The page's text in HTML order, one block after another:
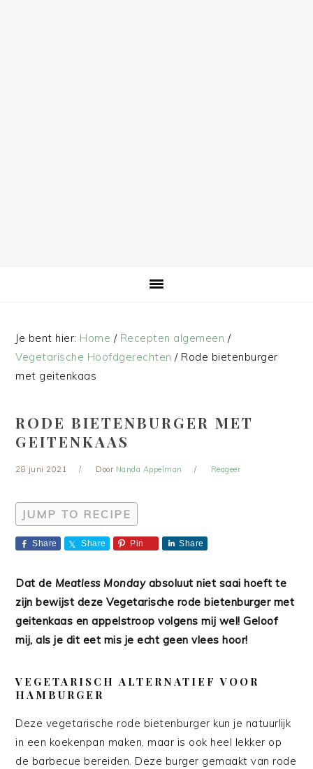
Je bent hier: Home / Recepten algemeen /
Vegetarische Hoofdgerechten /Rode bietenburger
met geitenkaas
RODE BIETENBURGER MET
GEITENKAAS
28 juni 2021 Door Nanda Appelman Reageer
JUMP TO RECIPE
Share Share Pin Share
Dat de Meatless Mondayabsoluut niet saai hoeft te
zijn bewijst deze Vegetarische rode bietenburger met
geitenkaas en appelstroop volgens mij wel! Geloof
mij, als je dit eet mis je echt geen vlees hoor!
VEGETARISCH ALTERNATIEF VOOR
HAMBURGER
Deze vegetarische rode bietenburger kun je natuurlijk
in een koekenpan maken, maar is ook heel lekker op
de barbecue bereiden. Deze burger gemaakt van rode